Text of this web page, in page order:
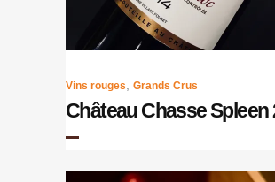
Vins rouges Grands Crus
Château Chasse Spleen